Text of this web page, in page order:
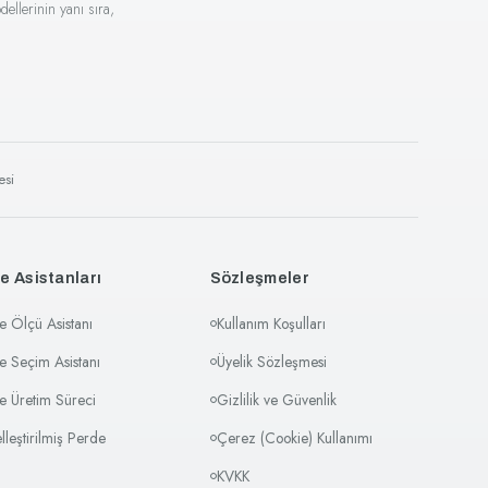
yanı sıra,
Asistanları
Ölçü Asistanı
Seçim Asistanı
Üretim Süreci
Perde
Sözleşmeler
Kullanım Koşulları
Üyelik Sözleşmesi
Gizlilik ve Güvenlik
Çerez (Cookie) Kullanımı
KVKK